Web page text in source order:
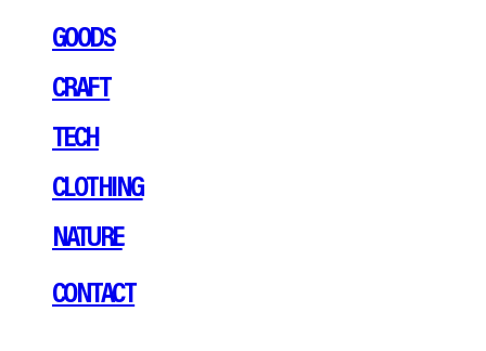
GOODS
CRAFT
TECH
CLOTHING
NATURE
CONTACT